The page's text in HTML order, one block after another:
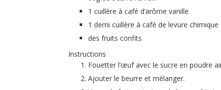
1 cuillère à café d’arôme vanille
1 demi cuillère à café de levure chimique
des fruits confits
Instructions
Fouetter l’œuf avec le sucre en poudre
Ajouter le beurre et mélanger.